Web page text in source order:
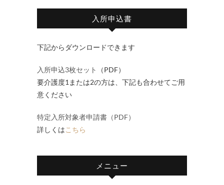
入所申込書
下記からダウンロードできます
入所申込3枚セット
（PDF）
要介護度1または2の方は、下記も合わせてご用
意ください
特定入所対象者申請書（PDF）
詳しくはこちら
メニュー